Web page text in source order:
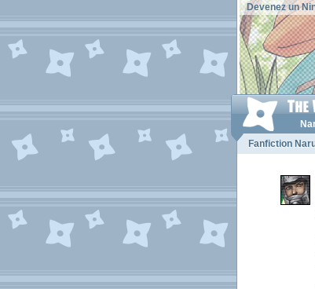
Devenez un
Fanfiction